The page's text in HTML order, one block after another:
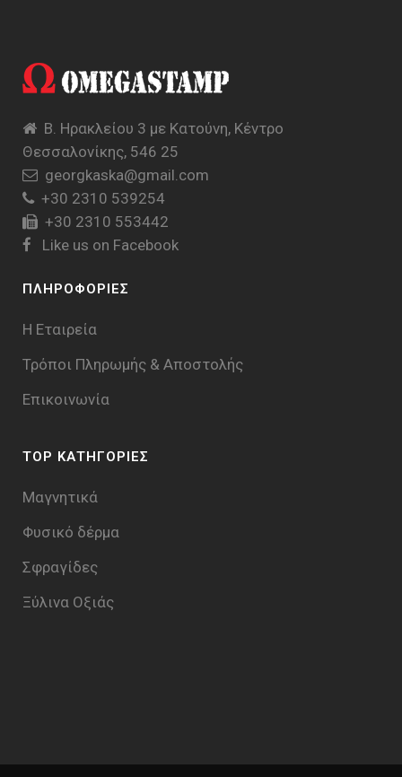
Β. Ηρακλείου 3 με Κατούνη, Κέντρο
Θεσσαλονίκης, 546 25
georgkaska@gmail.com
+30 2310 539254
+30 2310 553442
Like us on Facebook
ΠΛΗΡΟΦΟΡΙΕΣ
Η Εταιρεία
Τρόποι Πληρωμής & Aποστολής
Επικοινωνία
TOP ΚΑΤΗΓΟΡΙΕΣ
Μαγνητικά
Φυσικό δέρμα
Σφραγίδες
Ξύλινα Οξιάς